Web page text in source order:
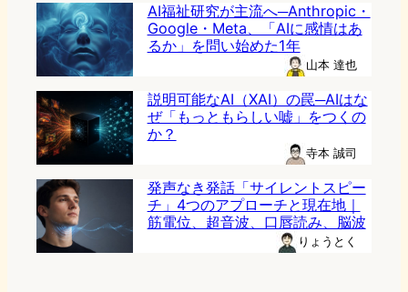
AI福祉研究が主流へ─Anthropic・
Google・Meta、「AIに感情はあ
るか」を問い始めた1年
山本 達也
説明可能なAI（XAI）の罠─AIはな
ぜ「もっともらしい嘘」をつくの
か？
寺本 誠司
発声なき発話「サイレントスピー
チ」4つのアプローチと現在地｜
筋電位、超音波、口唇読み、脳波
りょうとく